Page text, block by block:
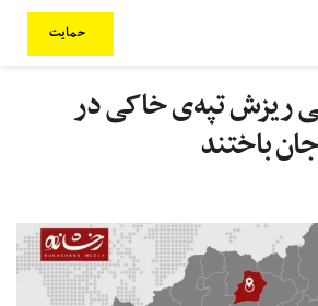
حمایت
ریزش تپه‌ی خاکی در
باختند